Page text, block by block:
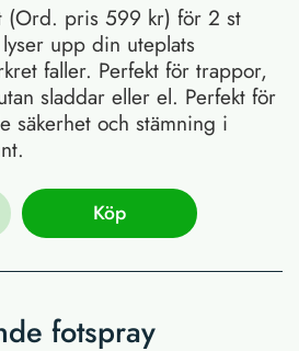
(Ord. pris 599 kr) för 2 st
upp din uteplats
faller. Perfekt för trappor,
sladdar eller el. Perfekt för
säkerhet och stämning i
Köp
fotspray